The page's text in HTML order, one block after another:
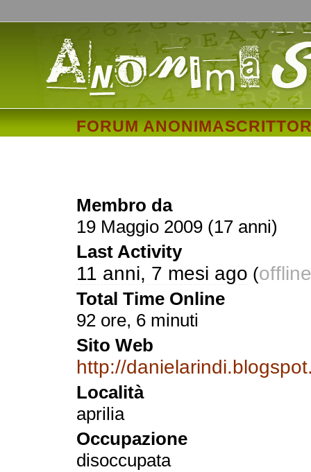
FORUM
Membro da
19 Maggio 2009 (17 anni)
Last Activity
11 anni, 7 mesi ago (offline
Total Time Online
92 ore, 6 minuti
Sito Web
http://
Località
aprilia
Occupazione
disoccupata